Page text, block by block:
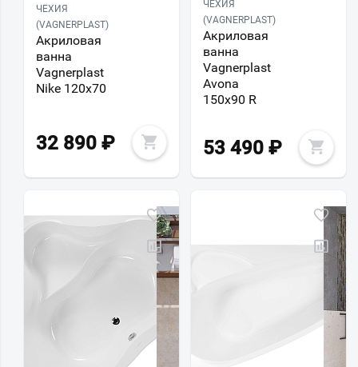
ЧЕХИЯ
(VAGNERPLAST)
Акриловая
ванна
Vagnerplast
Nike 120х70
32 890 ₽
ЧЕХИЯ
(VAGNERPLAST)
Акриловая
ванна
Vagnerplast
Avona
150х90 R
53 490 ₽